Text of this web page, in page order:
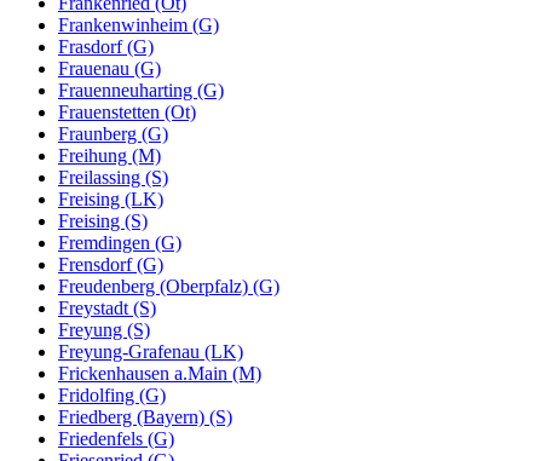
Frankenwinheim (G)
Frasdorf (G)
Frauenau (G)
Frauenneuharting (G)
Frauenstetten (Ot)
Fraunberg (G)
Freihung (M)
Freilassing (S)
Freising (LK)
Freising (S)
Fremdingen (G)
Frensdorf (G)
Freudenberg (Oberpfalz) (G)
Freystadt (S)
Freyung (S)
Freyung-Grafenau (LK)
Frickenhausen a.Main (M)
Fridolfing (G)
Friedberg (Bayern) (S)
Friedenfels (G)